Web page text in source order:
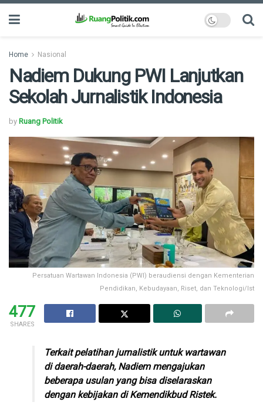
Home Nasional
Nadiem Dukung PWI Lanjutkan
Sekolah Jurnalistik Indonesia
by Ruang Politik
Persatuan Wartawan Indonesia (PWI) beraudiensi dengan Kementerian
Pendidikan, Kebudayaan, Riset, dan Teknologi/Ist
477
SHARES
Terkait pelatihan jurnalistik untuk wartawan
di daerah-daerah, Nadiem mengajukan
beberapa usulan yang bisa diselaraskan
dengan kebijakan di Kemendikbud Ristek.